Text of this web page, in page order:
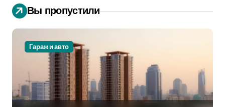
Вы пропустили
Гараж и авто